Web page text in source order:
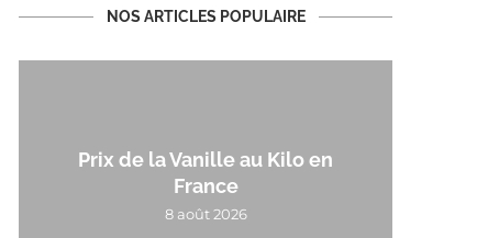
NOS ARTICLES POPULAIRE
Prix de la Vanille au Kilo en
France
8 août 2026